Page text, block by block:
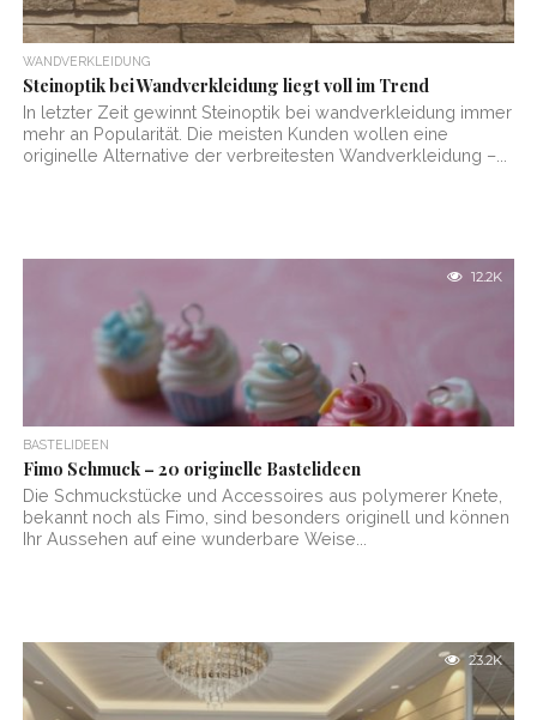
WANDVERKLEIDUNG
Steinoptik bei Wandverkleidung liegt voll im Trend
In letzter Zeit gewinnt Steinoptik bei wandverkleidung immer
mehr an Popularität. Die meisten Kunden wollen eine
originelle Alternative der verbreitesten Wandverkleidung –...
12.2K
BASTELIDEEN
Fimo Schmuck – 20 originelle Bastelideen
Die Schmuckstücke und Accessoires aus polymerer Knete,
bekannt noch als Fimo, sind besonders originell und können
Ihr Aussehen auf eine wunderbare Weise...
23.2K